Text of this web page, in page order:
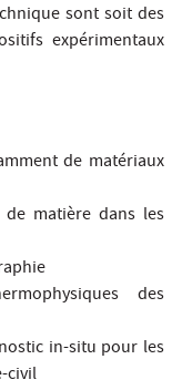
sont soit des
expérimentaux
de matériaux
de matière dans les
des
in-situ pour les
civil